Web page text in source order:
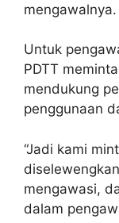
mengawalnya.
Untuk
PDTT
mendukung
penggunaan
“Jadi kami
mengawasi,
dalam